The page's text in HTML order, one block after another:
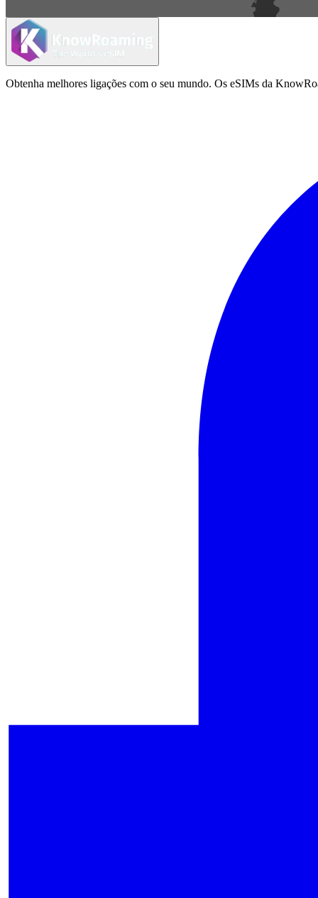
Obtenha melhores ligações com o seu mundo. Os eSIMs da